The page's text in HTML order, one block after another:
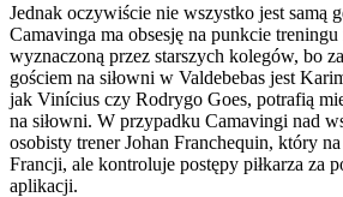
Jednak oczywiście nie wszystko jest samą
Camavinga ma obsesję na punkcie
wyznaczoną przez starszych kolegów, bo
gościem na siłowni w Valdebebas jest
jak Vinícius czy Rodrygo Goes, potrafią
na siłowni. W przypadku Camavingi nad
osobisty trener Johan Franchequin, który
Francji, ale kontroluje postępy piłkarza za
aplikacji.